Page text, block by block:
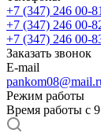
+7 (347) 246 00-81
+7 (347) 246 00-
+7 (347) 246 00-
Заказать звонок
E-mail
Режим работы
Время работы с